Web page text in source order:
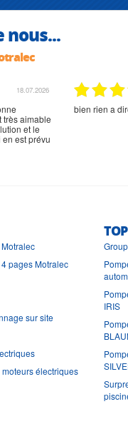
nous...
18.07.2026
très aimable
et le
est prévu
bien rien a
pages Motralec
sur site
électriques
IRIS